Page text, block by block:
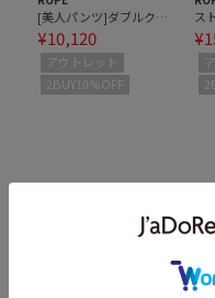
[美人パンツ]ダブルクロステーパードパンツ/イージーケア
¥10,120
アウトレット
2BUY10%OFF
掘り出し物のバッグ